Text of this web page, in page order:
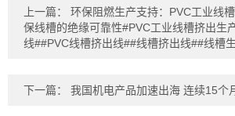
上一篇： 环保阻燃生产支持：PVC工业线
保线槽的绝缘可靠性#PVC工业线槽挤出生
线##PVC线槽挤出线##线槽挤出线##线槽
下一篇： 我国机电产品加速出海 连续15个